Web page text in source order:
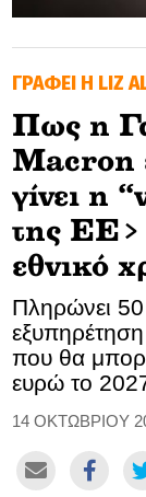
SOOZIE’S
CULTURE
TASTELAND
TECH
MEDIALAND
DRIVE
DIA Y NOCHE
ΓΡΑΦΕΙ Η LIZ
Πως η
Macron
γίνει η
της ΕΕ>
εθνικό
Πληρώνει
που θα
ευρώ το
14 ΟΚΤΩΒΡΙΟΥ